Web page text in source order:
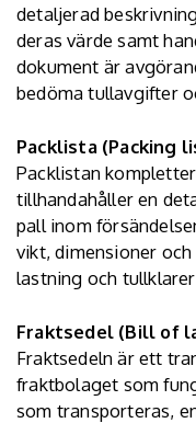
detaljerad
deras värde samt
dokument är
bedöma tullavgifter
Packlista (Packing
Packlistan
tillhandahåller en
pall inom
vikt, dimensioner
lastning och
Fraktsedel (Bill of
Fraktsedeln är ett
fraktbolaget som
som transporteras,